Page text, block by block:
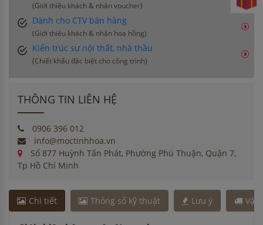
(Giới thiệu khách & nhận voucher)
Dành cho CTV bán hàng
(Giới thiệu khách & nhận hoa hồng)
Kiến trúc sư nội thất, nhà thầu
(Chiết khấu đặc biệt cho công trình)
THÔNG TIN LIÊN HỆ
0906 396 012
info@moctinhhoa.vn
Số 877 Huỳnh Tấn Phát, Phường Phú Thuận, Quận 7,
Tp Hồ Chí Minh
Chi tiết Thông số kỹ thuật Lưu ý Vận